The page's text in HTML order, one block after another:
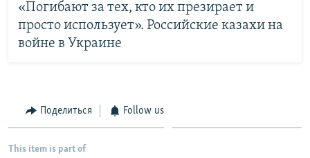
«Погибают за тех, кто их презирает и
просто использует». Российские казахи на
войне в Украине
Поделиться Follow us
This item is part of